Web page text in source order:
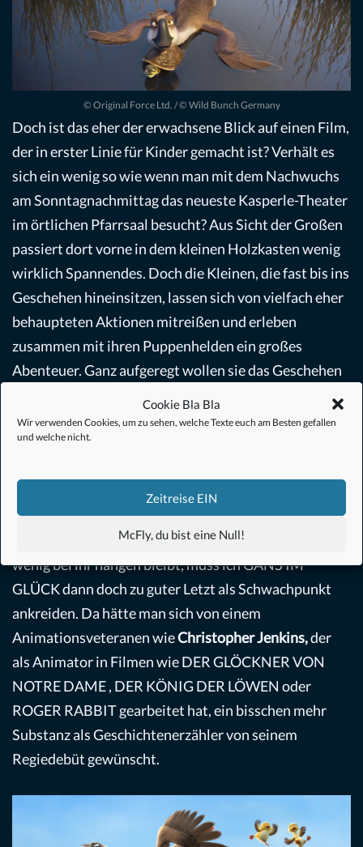
Cookie Bla Bla
Wir verwenden Cookies, um zu sehen, welche Texte euch am Besten gefallen
und welche nicht.
Zeitreise EIN
McFly, du bist eine Null!
© Original Force Ltd. / © Wild Bunch Germany
Doch ist das eher der erwachsene Blick auf einen Film,
der in erster Linie für Kinder gemacht ist? Verhält es
sich ein wenig so wie wenn man mit dem Nachwuchs
am Sonntagnachmittag das neueste Kasperle-Theater
im örtlichen Pfarrsaal besucht? Aus Sicht der Großen
passiert dort vorne in dem kleinen Holzkasten wenig
wirklich Spannendes. Doch die Kleinen, die fast bis ins
Geschehen hineinsitzen, lassen sich von vielfach eher
behaupteten Aktionen mitreißen und erleben
zusammen mit ihren Puppenhelden ein großes
Abenteuer. Ganz aufgeregt wollen sie das Geschehen
gerettet und der Räuber gefasst ist. Das ist das
eigentliche Erlebnis. Und so erfreue ich mich eher
slapstickartigen Momenten, flapsigen Sprüchen und
kleinen Highlights beeindrucken und für den Moment
in eine andere Welt entführen lässt. Das am Ende
wenig bei ihr hängen bleibt, muss ich GANS IM
GLÜCK dann doch zu guter Letzt als Schwachpunkt
ankreiden. Da hätte man sich von einem
Animationsveteranen wieChristopher Jenkins,der
als Animator in Filmen wie DER GLÖCKNER VON
NOTRE DAME , DER KÖNIG DER LÖWEN oder
ROGER RABBIT gearbeitet hat, ein bisschen mehr
Substanz als Geschichtenerzähler von seinem
Regiedebüt gewünscht.